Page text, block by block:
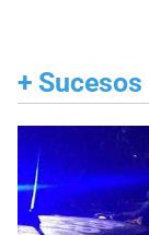
+ Sucesos